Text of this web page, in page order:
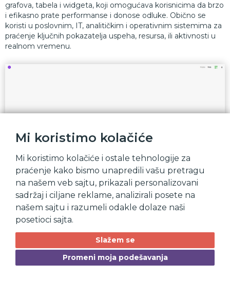
Mi koristimo kolačiće
Mi koristimo kolačiće i ostale tehnologije za
praćenje kako bismo unapredili vašu pretragu
na našem veb sajtu, prikazali personalizovani
sadržaj i ciljane reklame, analizirali posete na
našem sajtu i razumeli odakle dolaze naši
posetioci sajta.
Slažem se
Promeni moja podešavanja
grafova, tabela i widgeta, koji omogućava korisnicima da brzo
i efikasno prate performanse i donose odluke. Obično se
koristi u poslovnim, IT, analitičkim i operativnim sistemima za
praćenje ključnih pokazatelja uspeha, resursa, ili aktivnosti u
realnom vremenu.
U daljem tekstu biće prikazano kako da u samo nekoliko
koraka od praznog početnog ekrana, dobijemo jednu
funkcionalnu, preglednu i interaktivnu kontrolnu tablu